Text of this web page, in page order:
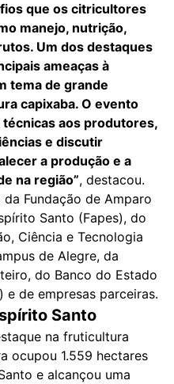
que os citricultores
manejo, nutrição,
Um dos destaques
ameaças à
tema de grande
capixaba. O evento
aos produtores,
e discutir
a produção e a
na região”, destacou.
Fundação de Amparo
Santo (Fapes), do
Ciência e Tecnologia
de Alegre, da
do Banco do Estado
e de empresas parceiras.
Santo
na fruticultura
ocupou 1.559 hectares
e alcançou uma